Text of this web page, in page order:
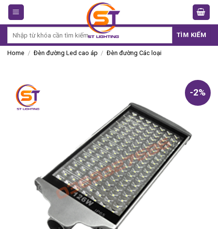
Skip
content
TÌM KIẾM
Home / Đèn đường Led cao áp / Đèn đường Các loại
-2%